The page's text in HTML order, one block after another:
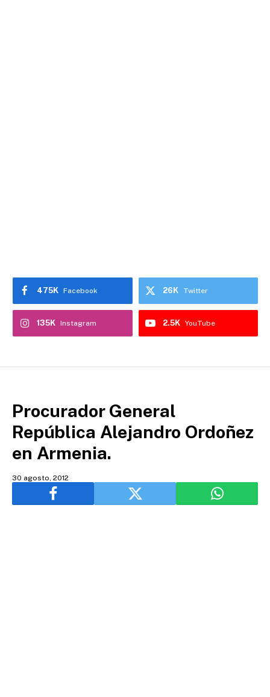
Facebook
475K Twitter
26K
Instagram
135K YouTube
2.5K
Procurador General
República Alejandro Ordoñez
en Armenia.
30 agosto, 2012